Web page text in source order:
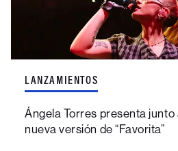
LANZAMIENTOS
Ángela Torres presenta junto
nueva versión de “Favorita”